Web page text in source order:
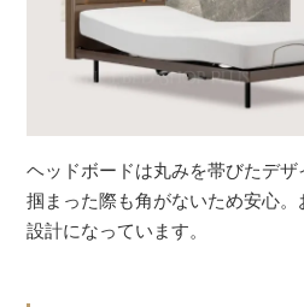
ヘッドボードは丸みを帯びたデ
掴まった際も角がないため安心
設計になっています。